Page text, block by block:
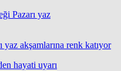
akşamlarına renk katıyor